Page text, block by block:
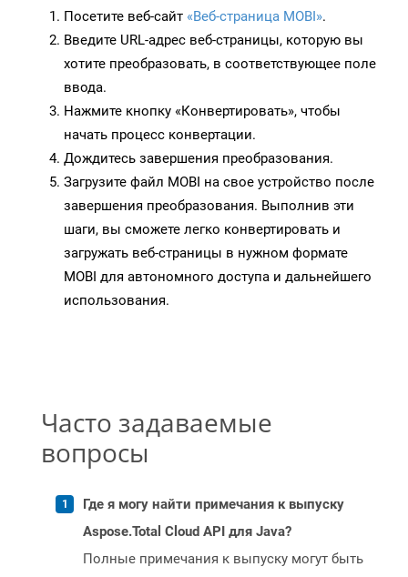
Посетите веб-сайт «Веб-страница MOBI».
Введите URL-адрес веб-страницы, которую вы
хотите преобразовать, в соответствующее поле
ввода.
Нажмите кнопку «Конвертировать», чтобы
начать процесс конвертации.
Дождитесь завершения преобразования.
Загрузите файл MOBI на свое устройство после
завершения преобразования. Выполнив эти
шаги, вы сможете легко конвертировать и
загружать веб-страницы в нужном формате
MOBI для автономного доступа и дальнейшего
использования.
Часто задаваемые
вопросы
Где я могу найти примечания к выпуску
Aspose.Total Cloud API для Java?
Полные примечания к выпуску могут быть